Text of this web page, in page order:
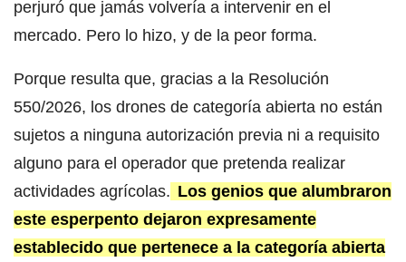
perjuró que jamás volvería a intervenir en el
mercado. Pero lo hizo, y de la peor forma.
Porque resulta que, gracias a la Resolución
550/2026, los drones de categoría abierta no están
sujetos a ninguna autorización previa ni a requisito
alguno para el operador que pretenda realizar
actividades agrícolas. Los genios que alumbraron
este esperpento dejaron expresamente
establecido que pertenece a la categoría abierta